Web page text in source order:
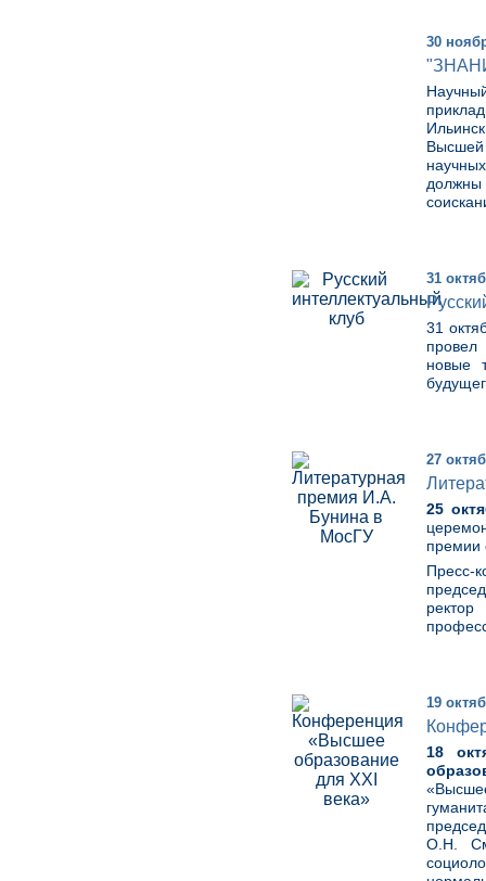
30
Высшей
должны
31
31
провел
новые
27
25
премии
ректор
19
18
О.Н.